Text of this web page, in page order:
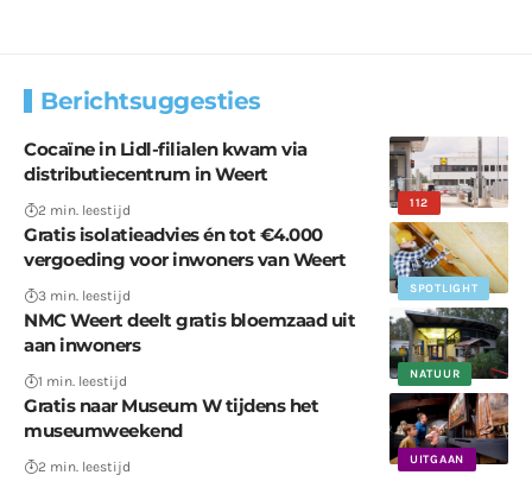
Berichtsuggesties
112
Cocaïne in Lidl-filialen kwam via
distributiecentrum in Weert
2 min. leestijd
SPOTLIGHT
Gratis isolatieadvies én tot €4.000
vergoeding voor inwoners van Weert
3 min. leestijd
NATUUR
NMC Weert deelt gratis bloemzaad uit
aan inwoners
1 min. leestijd
UITGAAN
Gratis naar Museum W tijdens het
museumweekend
2 min. leestijd